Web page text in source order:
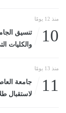
منذ 12 يومًا
10
والكليات
منذ 13 يومًا
11
جامعة
لاستقبال